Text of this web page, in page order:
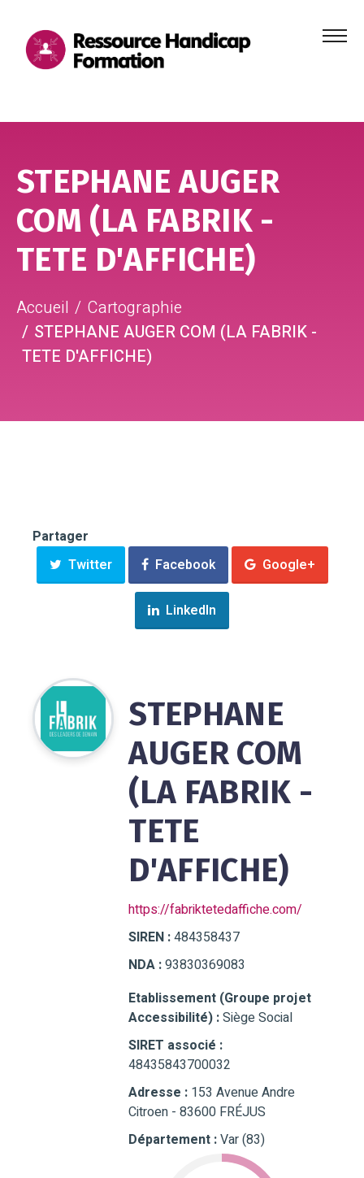
Menu
STEPHANE AUGER
COM (LA FABRIK -
TETE D'AFFICHE)
Accueil
Cartographie
STEPHANE AUGER COM (LA FABRIK -
TETE D'AFFICHE)
Partager
Twitter
Facebook Google+
LinkedIn
STEPHANE
AUGER COM
(LA FABRIK -
TETE
D'AFFICHE)
https://fabriktetedaffiche.com/
SIREN :484358437
NDA :93830369083
Etablissement (Groupe projet
Accessibilité) :Siège Social
SIRET associé :
48435843700032
Adresse : 153 Avenue Andre
Citroen - 83600 FRÉJUS
Département :Var (83)